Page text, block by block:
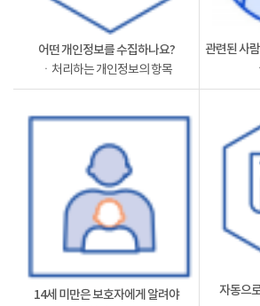
어떤 개인정보를 수집하나요?
ㆍ처리하는 개인정보의 항목
관련된 사
14세 미만은 보호자에게 알려야
자동으